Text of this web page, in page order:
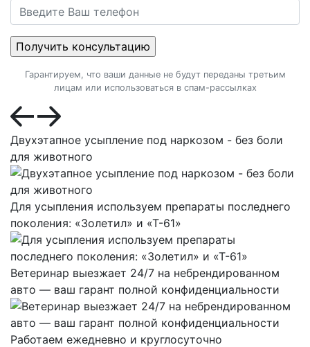
Гарантируем, что ваши данные не будут переданы третьим
лицам или использоваться в спам-рассылках
Двухэтапное усыпление под наркозом - без боли
для животного
Для усыпления используем препараты последнего
поколения: «Золетил» и «Т-61»
Ветеринар выезжает 24/7 на небрендированном
авто — ваш гарант полной конфиденциальности
Работаем ежедневно и круглосуточно